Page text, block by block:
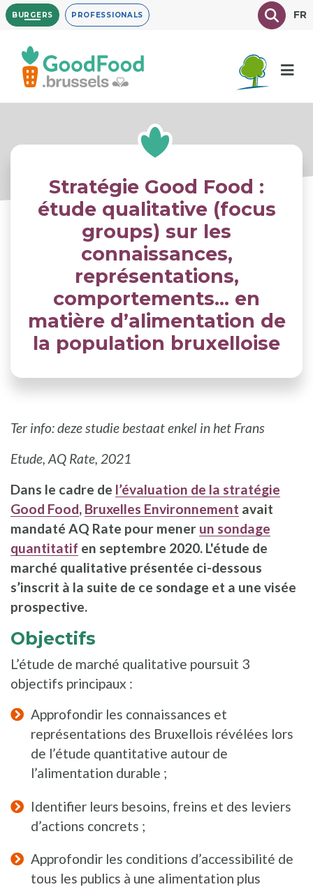
Overslaan
en
inhoud
gaan
BURGERS PROFESSIONALS TexteFR
Stratégie Good Food :
étude qualitative (focus
groups) sur les
connaissances,
représentations,
comportements… en
matière d’alimentation de
la population bruxelloise
Ter info: deze studie bestaat enkel in het Frans
Etude, AQ Rate, 2021
Dans le cadre de l’évaluation de la stratégie
Good Food, Bruxelles Environnement avait
mandaté AQ Rate pour mener un sondage
quantitatif en septembre 2020. L'étude de
marché qualitative présentée ci-dessous
s’inscrit à la suite de ce sondage et a une visée
prospective.
Objectifs
L’étude de marché qualitative poursuit 3
objectifs principaux :
Approfondir les connaissances et
représentations des Bruxellois révélées lors
de l’étude quantitative autour de
l’alimentation durable ;
Identifier leurs besoins, freins et des leviers
d’actions concrets ;
Approfondir les conditions d’accessibilité de
tous les publics à une alimentation plus